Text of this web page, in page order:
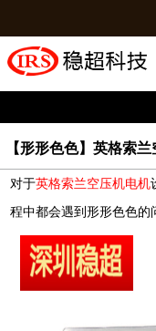
【形形色色】英格索
对于英格索兰空压机电机
程中都会遇到形形色色的